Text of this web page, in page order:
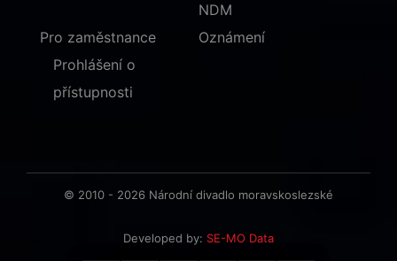
NDM
Pro zaměstnance
Oznámení
Prohlášení o
přístupnosti
© 2010 - 2026 Národní divadlo moravskoslezské
Developed by: SE-MO Data